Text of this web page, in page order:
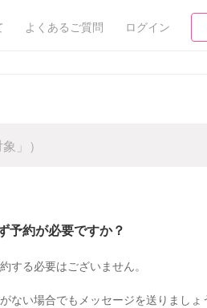
よくあるご質問 ログイン
予約が必要ですか？
する必要はございません。
い場合でもメッセージを送りましょ